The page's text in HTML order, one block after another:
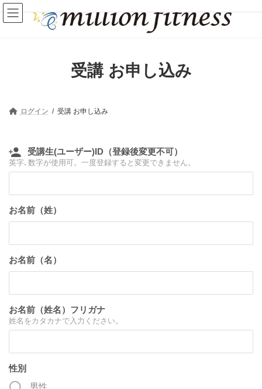
受講 お申し込み
ログイン 受講 お申し込み
受講生(ユーザー)ID（登録後変更不可）
英字､数字が使用可。一度登録すると変更できません。
お名前（姓）
お名前（名）
お名前（姓名）フリガナ
姓名をカタカナで入力ください。
性別
男性